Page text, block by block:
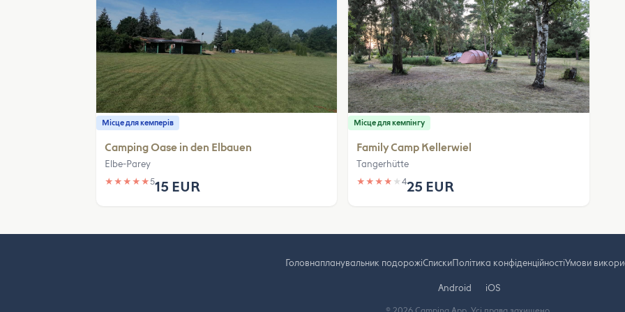
Місце для кемперів
Camping Oase in den Elbauen
Elbe-Parey
★ ★ ★ ★ ★515 EUR
Місце для кемпінгу
Family Camp Kellerwiel
Tangerhütte
★ ★ ★ ★ ★425 EUR
Головнапланувальник подорожіCпискиПолітика конфіденційностіУмови
Android iOS